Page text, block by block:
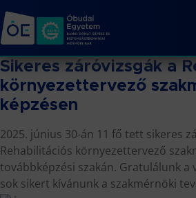
Sikeres záróvizsgák a
környezettervező
képzésen
2025. június 30-án 11 fő tett sikeres
Rehabilitációs környezettervező
továbbképzési szakán. Gratulálunk a
sok sikert kívánunk a szakmérnöki